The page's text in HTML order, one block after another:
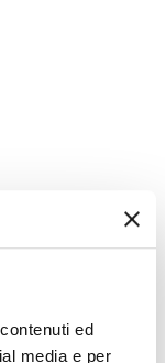
ed
media e per